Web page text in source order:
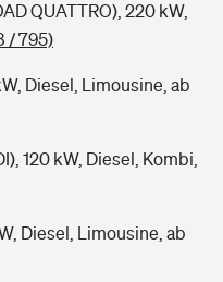
QUATTRO), 220 kW,
/ 795)
Diesel, Limousine, ab
120 kW, Diesel, Kombi,
Diesel, Limousine, ab